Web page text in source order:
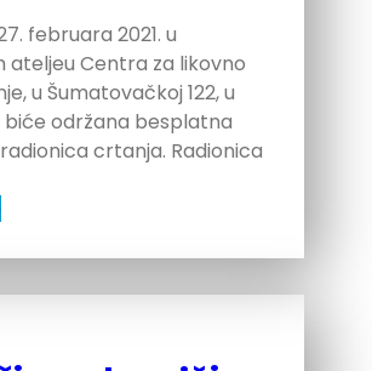
februara 2021. u
ateljeu Centra za likovno
u Šumatovačkoj 122, u
biće održana besplatna
crtanja. Radionica